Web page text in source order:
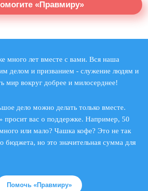
«Правмиру»
много лет вместе с вами. Вся наша
делом и призванием - служение людям и
мир вокруг добрее и милосерднее!
дело можно делать только вместе.
вас о поддержке. Например, 50
или мало? Чашка кофе? Это не так
бюджета, но это значительная сумма для
Помочь «Правмиру»